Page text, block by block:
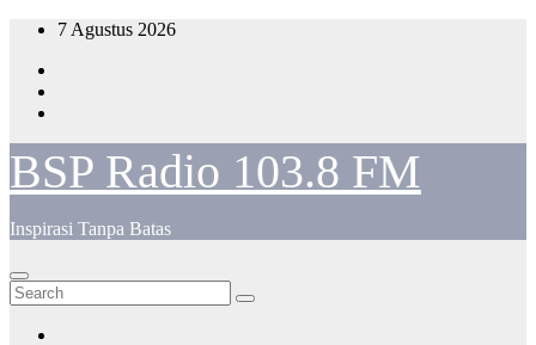
Skip
content
7 Agustus 2026
BSP Radio 103.8 FM
Inspirasi Tanpa Batas